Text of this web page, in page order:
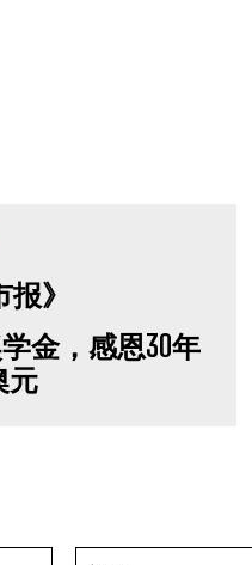
金，感恩30年
元